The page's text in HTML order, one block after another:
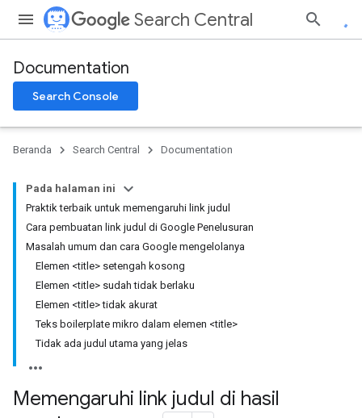
Search Central
Documentation
Search Console
Beranda Search Central Documentation
Pada halaman ini
Praktik terbaik untuk memengaruhi link judul
Cara pembuatan link judul di Google Penelusuran
Masalah umum dan cara Google mengelolanya
Elemen <title> setengah kosong
Elemen <title> sudah tidak berlaku
Elemen <title> tidak akurat
Teks boilerplate mikro dalam elemen <title>
Tidak ada judul utama yang jelas
Memengaruhi link judul di hasil